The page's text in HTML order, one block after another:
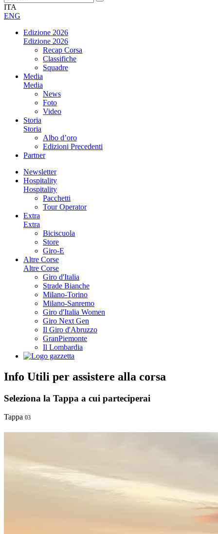
ITA
ENG
Edizione 2026
Edizione 2026
Recap Corsa
Classifiche
Squadre
Media
Media
News
Foto
Video
Storia
Storia
Albo d’oro
Edizioni Precedenti
Partner
Newsletter
Hospitality
Hospitality
Pacchetti
Tour Operator
Extra
Extra
Biciscuola
Store
Giro-E
Altre Corse
Altre Corse
Giro d'Italia
Strade Bianche
Milano-Torino
Milano-Sanremo
Giro d'Italia Women
Giro Next Gen
Il Giro d'Abruzzo
GranPiemonte
Il Lombardia
Info Utili per assistere alla corsa
Seleziona la Tappa a cui parteciperai
Tappa 03